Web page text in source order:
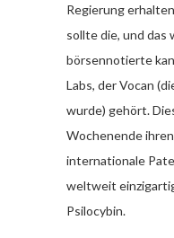
Regierung
sollte die, und das
börsennotierte
Labs, der Vocan
wurde) gehört.
Wochenende
internationale
weltweit
Psilocybin.